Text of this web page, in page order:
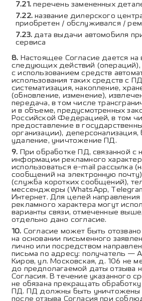
перечень замененных
название дилерского
приобретен / обслуживался /
дата выдачи автомобиля
сервиса
Настоящее Согласие дается на
следующих действий
с использованием средств
использования таких средств с
систематизация, накопление,
(обновление, изменение),
передача, в том числе
и в объеме, предусмотренных
Российской Федерацией, в том
предоставление в
организации), деперсонализация,
удаление, уничтожение ПД.
При обработке ПД, связанной с
информации рекламного
использоваться e-mail рассылка
сообщений на электронную
(служба коротких сообщений),
мессенджеры (WhatsApp,
Интернет. Для целей
рекламного характера могут
варианты связи, отмеченные
отдельно дано согласие.
Согласие может быть
на основании письменного
лично или посредством
письма по адресу: получатель —
Киров, ул. Московская, д. 106 не
до предполагаемой даты отзыва
Согласия. В течение указанного
не обязана прекращать
ПД. ПД должны быть уничтожены
после отзыва Согласия при